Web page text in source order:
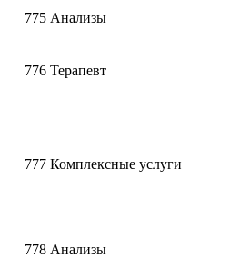
775 Анализы
776 Терапевт
777 Комплексные услуги
778 Анализы